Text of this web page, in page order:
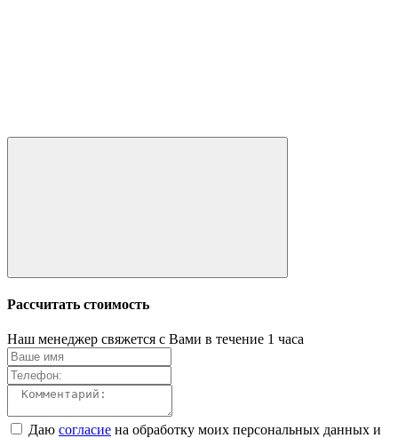
Рассчитать стоимость
Наш менеджер свяжется с Вами в течение 1 часа
Даю согласие на обработку моих персональных данных и